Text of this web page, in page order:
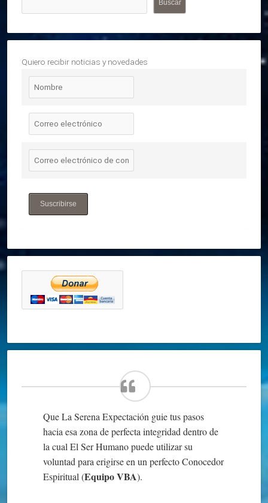
Buscar
Quiero recibir noticias y novedades
Suscribirse
Que La Serena Expectación guie tus pasos
hacia esa zona de perfecta integridad dentro de
la cual El Ser Humano puede utilizar su
voluntad para erigirse en un perfecto Conocedor
Espiritual (Equipo VBA).